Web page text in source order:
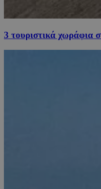
3 τουριστικά χωράφια